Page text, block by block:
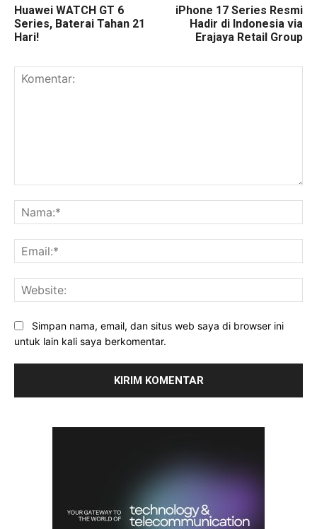
Huawei WATCH GT 6
Series, Baterai Tahan 21
Hari!
iPhone 17 Series Resmi
Hadir di Indonesia via
Erajaya Retail Group
Simpan nama, email, dan situs web saya di browser ini
untuk lain kali saya berkomentar.